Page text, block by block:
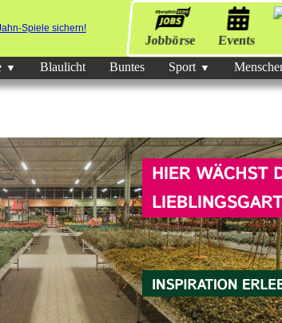
Jobbörse Events
Blaulicht Buntes Sport